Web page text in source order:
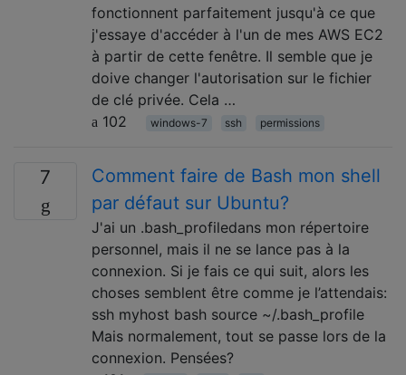
fonctionnent parfaitement jusqu'à ce que
j'essaye d'accéder à l'un de mes AWS EC2
à partir de cette fenêtre. Il semble que je
doive changer l'autorisation sur le fichier
de clé privée. Cela …
102
windows-7 ssh permissions
7
Comment faire de Bash mon shell
par défaut sur Ubuntu?
J'ai un .bash_profiledans mon répertoire
personnel, mais il ne se lance pas à la
connexion. Si je fais ce qui suit, alors les
choses semblent être comme je l’attendais:
ssh myhost bash source ~/.bash_profile
Mais normalement, tout se passe lors de la
connexion. Pensées?